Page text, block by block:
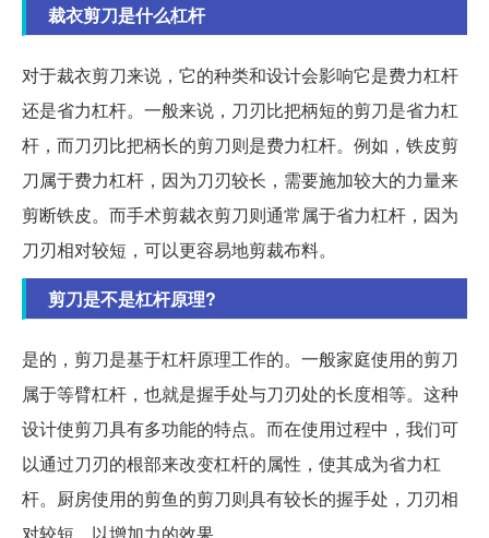
裁衣剪刀是什么杠杆
对于裁衣剪刀来说，它的种类和设计会影响它是费力杠杆
还是省力杠杆。一般来说，刀刃比把柄短的剪刀是省力杠
杆，而刀刃比把柄长的剪刀则是费力杠杆。例如，铁皮剪
刀属于费力杠杆，因为刀刃较长，需要施加较大的力量来
剪断铁皮。而手术剪裁衣剪刀则通常属于省力杠杆，因为
刀刃相对较短，可以更容易地剪裁布料。
剪刀是不是杠杆原理?
是的，剪刀是基于杠杆原理工作的。一般家庭使用的剪刀
属于等臂杠杆，也就是握手处与刀刃处的长度相等。这种
设计使剪刀具有多功能的特点。而在使用过程中，我们可
以通过刀刃的根部来改变杠杆的属性，使其成为省力杠
杆。厨房使用的剪鱼的剪刀则具有较长的握手处，刀刃相
对较短，以增加力的效果。